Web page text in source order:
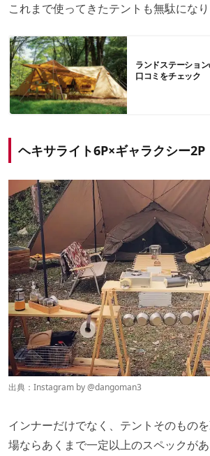
これまで使ってきたテントも無駄になり
ランドステーショ
口コミをチェック
ヘキサライト6P×ギャラクシー2P
出典：Instagram by@dangoman3
インナーだけでなく、テントそのもの
場ならあくまで一定以上のスペックが